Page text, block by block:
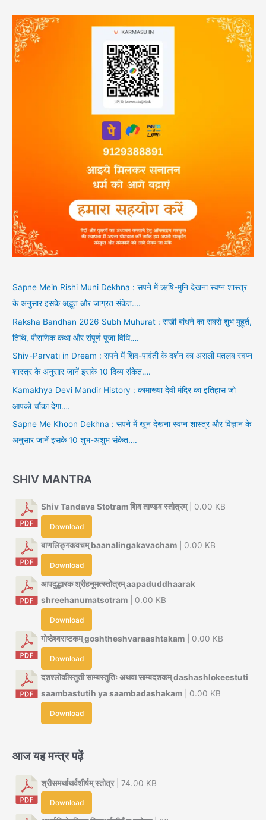
Sapne Mein Rishi Muni Dekhna : सपने में ऋषि-मुनि देखना स्वप्न शास्त्र
के अनुसार इसके अद्भुत और जाग्रत संकेत….
Raksha Bandhan 2026 Subh Muhurat : राखी बांधने का सबसे शुभ मुहूर्त,
तिथि, पौराणिक कथा और संपूर्ण पूजा विधि….
Shiv-Parvati in Dream : सपने में शिव-पार्वती के दर्शन का असली मतलब स्वप्न
शास्त्र के अनुसार जानें इसके 10 दिव्य संकेत….
Kamakhya Devi Mandir History : कामाख्या देवी मंदिर का इतिहास जो
आपको चौंका देगा….
Sapne Me Khoon Dekhna : सपने में खून देखना स्वप्न शास्त्र और विज्ञान के
अनुसार जानें इसके 10 शुभ-अशुभ संकेत….
SHIV MANTRA
Shiv Tandava Stotram शिव ताण्डव स्तोत्रम्| 0.00 KB
Download
बाणलिङ्गकवचम् baanalingakavacham | 0.00 KB
Download
आपदुद्धारक श्रीहनूमत्स्तोत्रम् aapaduddhaarak
shreehanumatsotram | 0.00 KB
Download
गोष्ठेश्वराष्टकम् goshtheshvaraashtakam | 0.00 KB
Download
दशश्लोकीस्तुती साम्बस्तुतिः अथवा साम्बदशकम् dashashlokeestuti
saambastutih ya saambadashakam | 0.00 KB
Download
आज यह मन्त्र पढ़ें
श्रीसमर्थाथर्वशीर्षम् स्तोत्र| 74.00 KB
Download